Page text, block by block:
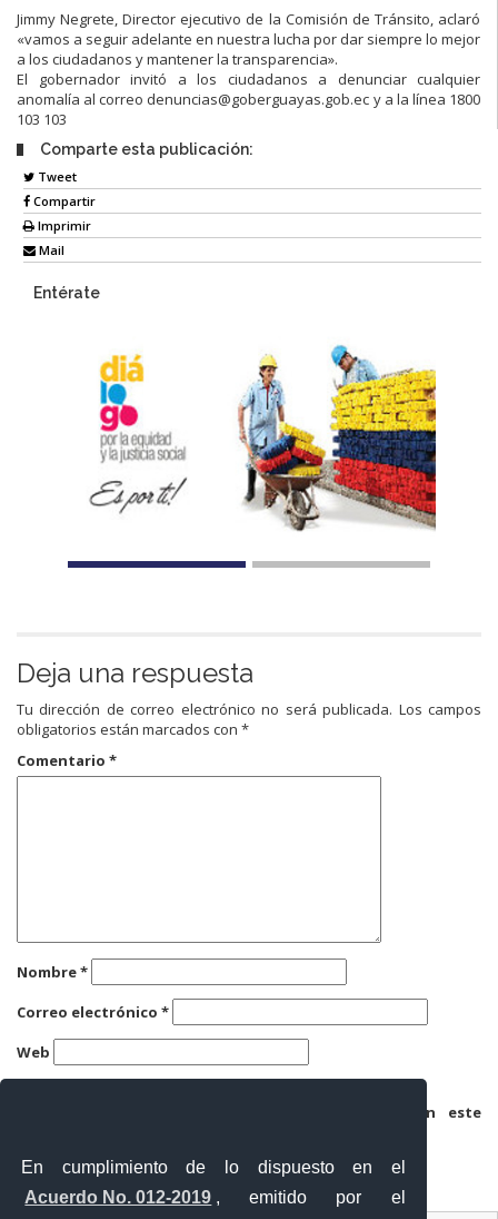
En cumplimiento de lo dispuesto en el
Acuerdo No. 012-2019 , emitido por el
Jimmy Negrete, Director ejecutivo de la Comisión de Tránsito, aclaró
«vamos a seguir adelante en nuestra lucha por dar siempre lo mejor
a los ciudadanos y mantener la transparencia».
El gobernador invitó a los ciudadanos a denunciar cualquier
anomalía al correo denuncias@goberguayas.gob.ec y a la línea 1800
103 103
Comparte esta publicación:
Tweet
Compartir
Imprimir
Mail
Entérate
Deja una respuesta
Tu dirección de correo electrónico no será publicada. Los campos
obligatorios están marcados con *
Comentario *
Nombre*
Correo electrónico *
Web
Guarda mi nombre, correo electrónico y web en este